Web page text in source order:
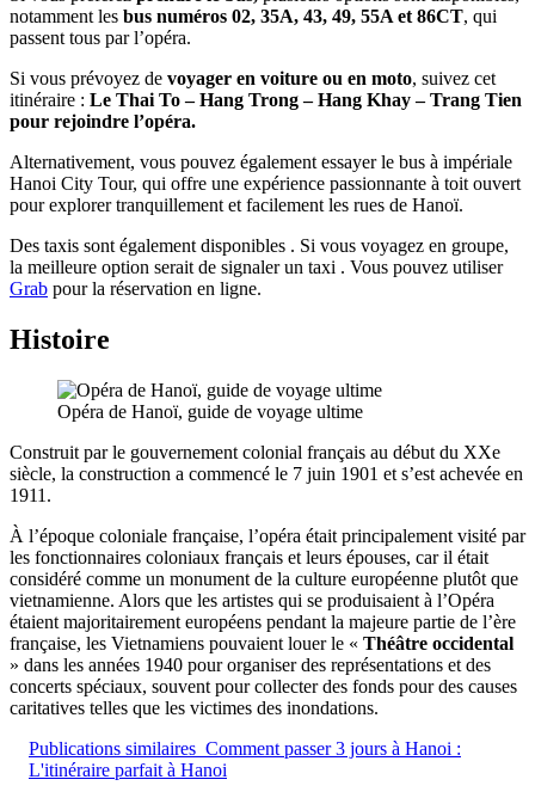
notamment les bus numéros 02, 35A, 43, 49, 55A et 86CT, qui
passent tous par l’opéra.
Si vous prévoyez de voyager en voiture ou en moto, suivez cet
itinéraire : Le Thai To – Hang Trong – Hang Khay – Trang Tien
pour rejoindre l’opéra.
Alternativement, vous pouvez également essayer le bus à impériale
Hanoi City Tour, qui offre une expérience passionnante à toit ouvert
pour explorer tranquillement et facilement les rues de Hanoï.
Des taxis sont également disponibles . Si vous voyagez en groupe,
la meilleure option serait de signaler un taxi . Vous pouvez utiliser
Grab pour la réservation en ligne.
Histoire
Opéra de Hanoï, guide de voyage ultime
Construit par le gouvernement colonial français au début du XXe
siècle, la construction a commencé le 7 juin 1901 et s’est achevée en
1911.
À l’époque coloniale française, l’opéra était principalement visité par
les fonctionnaires coloniaux français et leurs épouses, car il était
considéré comme un monument de la culture européenne plutôt que
vietnamienne. Alors que les artistes qui se produisaient à l’Opéra
étaient majoritairement européens pendant la majeure partie de l’ère
française, les Vietnamiens pouvaient louer le « Théâtre occidental
» dans les années 1940 pour organiser des représentations et des
concerts spéciaux, souvent pour collecter des fonds pour des causes
caritatives telles que les victimes des inondations.
Publications similaires Comment passer 3 jours à Hanoi :
L'itinéraire parfait à Hanoi